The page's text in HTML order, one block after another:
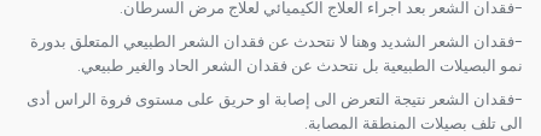
-فقدان الشعر بعد اجراء العلاج الكيميائي لعلاج مرض السرطان.
-فقدان الشعر الشديد وهنا لا نتحدث عن فقدان الشعر الطبيعي المتعلق بدورة
نمو البصيلات الطبيعية بل نتحدث عن فقدان الشعر الحاد والغير طبيعي.
-فقدان الشعر نتيجة التعرض الى إصابة او حريق على مستوى فروة الراس أدى
الى تلف بصيلات المنطقة المصابة.